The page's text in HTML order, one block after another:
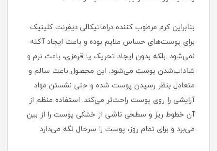
بنابراین کرم مرطوب کننده دراماتیکالی دیفرنت کلینیک
برای پوست‌های حساس ملایم بوده و باعث ایجاد آکنه
نمی‌شود. بلکه بدون ایجاد تحریک یا قرمزی، باعث نرم و
شاداب‌شدن پوست می‌شود. این محصول باعث سالم و
متعادل بنظر رسیدن پوست شده و حتی نشستن مواد
آرایشی را روی پوست راحت‌تر می‌کند. استفاده منظم از
آن خطوط ریز و سطحی ناشی از خشکی پوست را از بین
می‌برد و برای تمام روز، پوست را سرحال نگه می‌دارد.